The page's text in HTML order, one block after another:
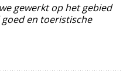
gewerkt op het gebied
en toeristische